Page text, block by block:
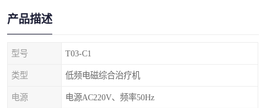
产品描述
型号 T03-C1
类型 低频电磁综合治疗机
电源 电源AC220V、频率50Hz